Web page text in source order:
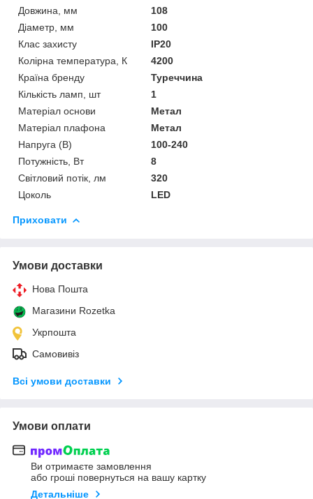
Довжина, мм
108
Діаметр, мм
100
Клас захисту
IP20
Колірна температура, К
4200
Країна бренду
Туреччина
Кількість ламп, шт
1
Матеріал основи
Метал
Матеріал плафона
Метал
Напруга (В)
100-240
Потужність, Вт
8
Світловий потік, лм
320
Цоколь
LED
Приховати
Умови доставки
Нова Пошта
Магазини Rozetka
Укрпошта
Самовивіз
Всі умови доставки
Умови оплати
Ви отримаєте замовлення
або гроші повернуться на вашу картку
Детальніше